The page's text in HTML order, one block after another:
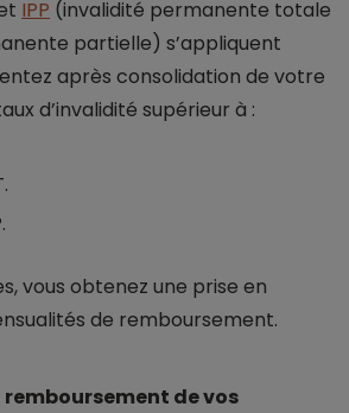
IPP (invalidité permanente totale
partielle) s’appliquent
après consolidation de votre
d’invalidité supérieur à :
vous obtenez une prise en
de remboursement.
remboursement de vos